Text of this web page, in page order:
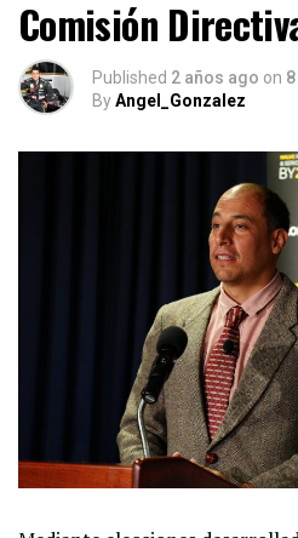
Comisión
Published 2 años ago on
ByAngel_Gonzalez